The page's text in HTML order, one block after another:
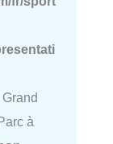
à